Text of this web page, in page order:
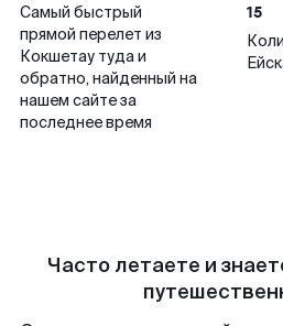
Самый быстрый
прямой перелет из
Кокшетау туда и
обратно, найденный на
нашем сайте за
последнее время
15
Часто летаете и